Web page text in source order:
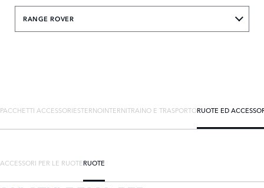
RANGE ROVER
PACCHETTI ACCESSORIESTERNOINTERNITRAINO E TRASPORTORUOTE ED
ACCESSORI PER LE RUOTERUOTE